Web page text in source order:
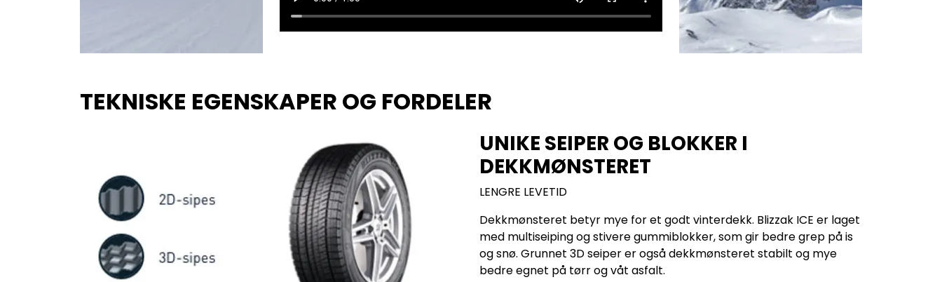
TEKNISKE EGENSKAPER OG FORDELER
UNIKE SEIPER OG BLOKKER I
DEKKMØNSTERET
LENGRE LEVETID
Dekkmønsteret betyr mye for et godt vinterdekk. Blizzak ICE er laget
med multiseiping og stivere gummiblokker, som gir bedre grep på is
og snø. Grunnet 3D seiper er også dekkmønsteret stabilt og mye
bedre egnet på tørr og våt asfalt.